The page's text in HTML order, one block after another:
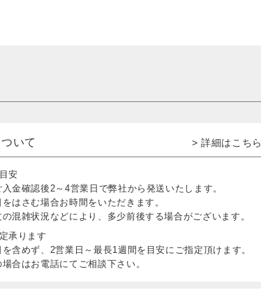
いて > 詳細はこちら
安
金確認後2～4営業日で弊社から発送いたします。
はさむ場合お時間をいただきます。
混雑状況などにより、多少前後する場合がございます。
承ります
を含めず、2営業日～最長1週間を目安にご指定頂けます。
合はお電話にてご相談下さい。